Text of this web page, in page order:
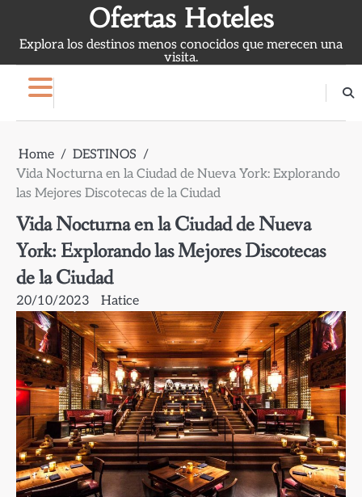
content
Ofertas Hoteles
Explora los destinos menos conocidos que merecen una
visita.
Home
DESTINOS
Vida Nocturna en la Ciudad de Nueva York: Explorando
las Mejores Discotecas de la Ciudad
Vida Nocturna en la Ciudad de Nueva
York: Explorando las Mejores Discotecas
de la Ciudad
20/10/2023 Hatice